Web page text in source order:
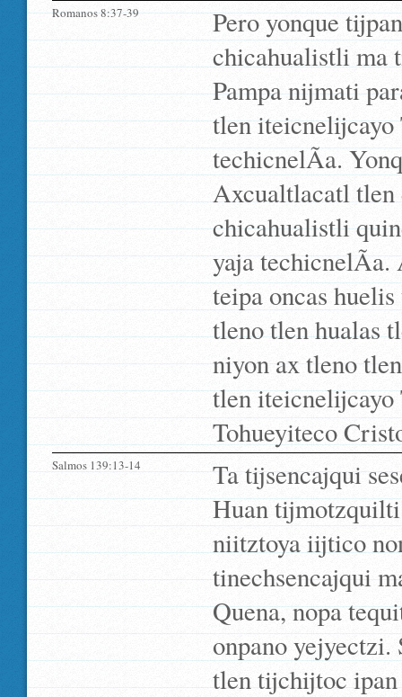
Romanos 8:37-39
Pero yonque
chicahualistli ma
Pampa nijmati
tlen iteicnelijcayo
techicnelÃ­a.
Axcualtlacatl tlen
chicahualistli
yaja techicnelÃ­a.
teipa oncas
tleno tlen hualas
niyon ax tleno
tlen
Tohueyiteco
Salmos 139:13-14
Ta tijsencajqui
Huan
niitztoya iijtico
tinechsencajqui
Quena, nopa
onpano
tlen tijchijtoc